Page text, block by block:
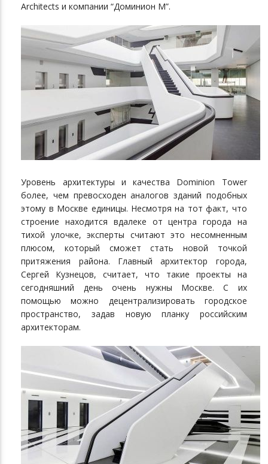
Architects и компании “Доминион М”.
Уровень архитектуры и качества Dominion Tower
более, чем превосходен аналогов зданий подобных
этому в Москве единицы. Несмотря на тот факт, что
строение находится вдалеке от центра города на
тихой улочке, эксперты считают это несомненным
плюсом, который сможет стать новой точкой
притяжения района. Главный архитектор города,
Сергей Кузнецов, считает, что такие проекты на
сегодняшний день очень нужны Москве. С их
помощью можно децентрализировать городское
пространство, задав новую планку российским
архитекторам.